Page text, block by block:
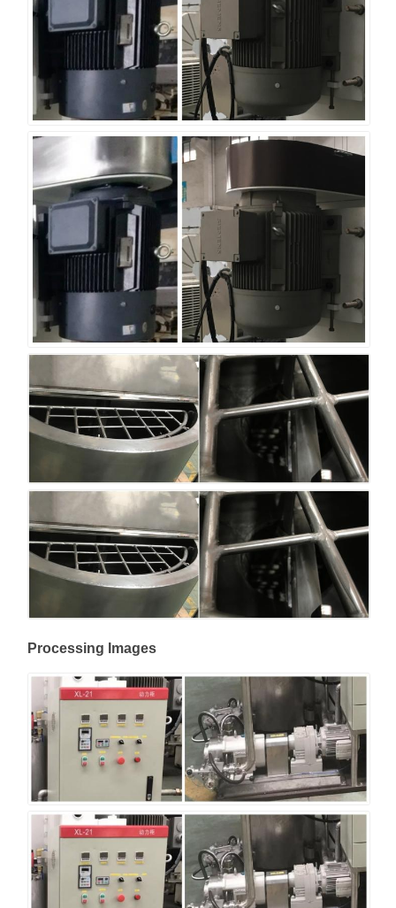
Processing Images